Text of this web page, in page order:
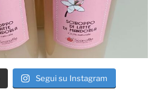
Segui su Instagram